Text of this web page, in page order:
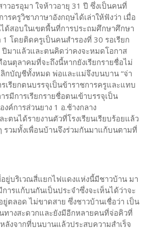
วอรอุมา ใจห้าวอายุ 31 ปี ซึ่งเป็นคนที่
รครูวิชาภาษาอังกฤษได้เล่าให้ฟังว่า เมื่อ
ด้สอบในเขตพื้นที่การประถมศึกษาศึกษา
โดยติดครูเป็นคนสำรองที่ 30 รอเรียก
ปีมาแล้วและตนคิดว่าคงจะหมดโอกาส
นตุลาคมที่จะถึงนี้หากยังเรียกรายชื่อไม่
ลิกบัญชีทั้งหมด พ่อและแม่จึงบนบาน “จ่า
รเรียกตนบรรจุเป็นข้าราชการครูและแทบ
รมีการเรียกรายชื่อตนเข้าบรรจุเป็น
งค์การส่วนยาง 1 อ.ช้างกลาง
ตนได้รายงานตัวที่โรงเรียนเรียบร้อยแล้ว
วมทั้งเพื่อนบ้านจึงร่วมกันมาแก้บนตามที่
ริเวณสี่แยกไฟแดงแห่งนี้มีชาวบ้าน มา
ารแก้บนกันเป็นประจำซึ่งจะเห็นได้ว่าจะ
ยู่ตลอด ไม่ขาดสาย ซึ่งชาวบ้านเชื่อว่า เป็น
ทางสะดวกและยังมีอีกหลายคนที่จ่อคิวที่
ลังจากที่บนบานแล้วประสบความสำเร็จ